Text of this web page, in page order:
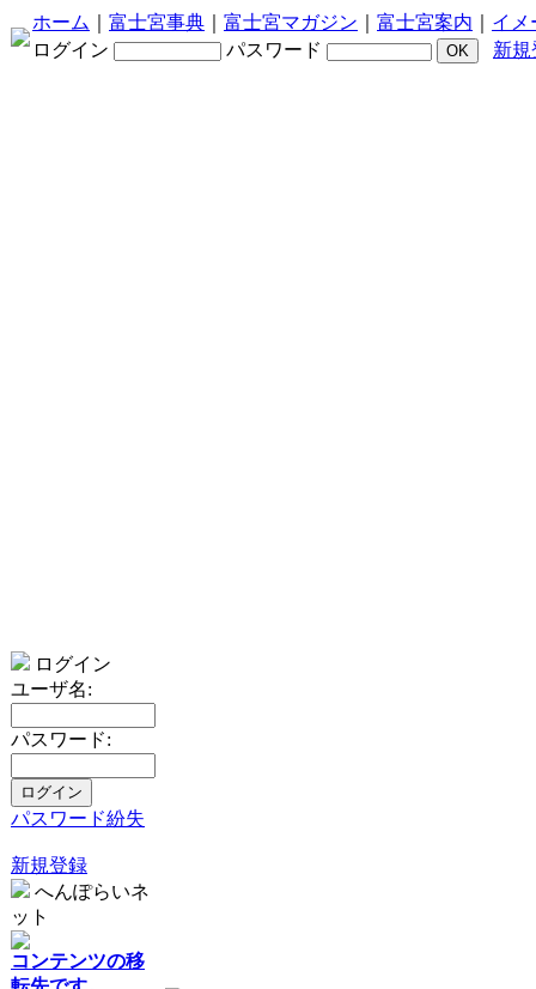
ホーム 富士宮事典 富士宮マガジン 富士宮案内
イメ
ログイン
パスワード 新規
ログイン
ユーザ名:
パスワード:
パスワード紛失
新規登録
へんぽらいネ
ット
コンテンツの移